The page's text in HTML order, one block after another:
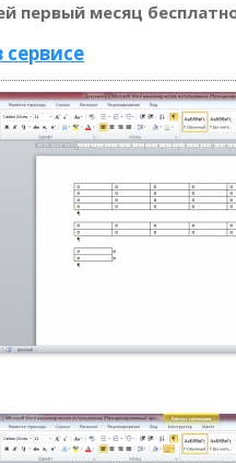
первый месяц
сервисе